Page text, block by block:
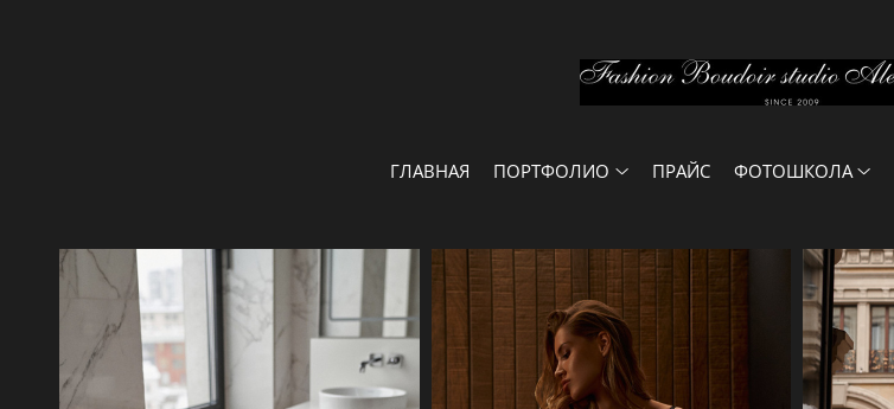
ГЛАВНАЯ ПОРТФОЛИО ПРАЙС ФОТОШКОЛА